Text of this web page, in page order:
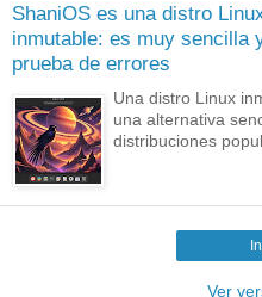
ShaniOS es una distro
inmutable: es muy sencilla
prueba de errores
Una distro Linux
una alternativa
distribuciones
Ver